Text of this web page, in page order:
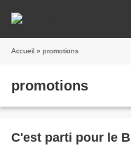
Accueil » promotions
promotions
C'est parti pour le